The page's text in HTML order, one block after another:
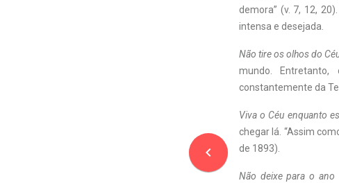
navigate_before
demora” (v. 7, 12,
intensa e desejada.
Não tire os olhos do
mundo.
constantemente da
Viva o Céu enquanto
chegar lá. “Assim
de 1893).
Não deixe para o ano